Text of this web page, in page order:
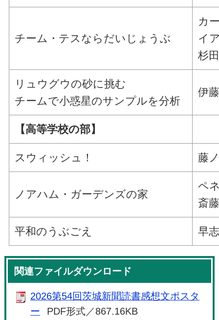
チーム・テスならだいじょうぶ
カ
イ
杉
リュウグウの砂に挑む
チームで小惑星のサンプルを分析
伊
【高等学校の部】
スウィッシュ！ 藤
ノアハム・ガーデンズの家
ペ
斎
平和のうぶごえ 早
関連ファイルダウンロード
2026第54回茨城新聞読書感想文ポスタ
ー
PDF形式／867.16KB